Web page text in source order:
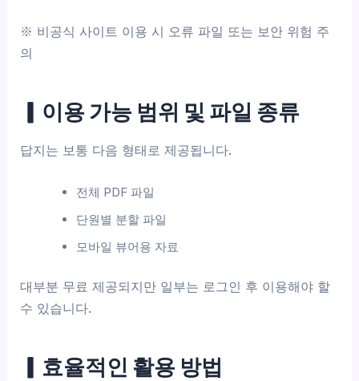
※ 비공식 사이트 이용 시 오류 파일 또는 보안 위험 주
의
▎이용 가능 범위 및 파일 종류
답지는 보통 다음 형태로 제공됩니다.
전체 PDF 파일
단원별 분할 파일
모바일 뷰어용 자료
대부분 무료 제공되지만 일부는 로그인 후 이용해야 할
수 있습니다.
▎효율적인 활용 방법